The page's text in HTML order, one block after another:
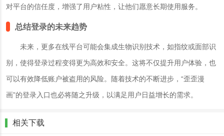
对平台的信任度，增强了用户粘性，让他们愿意长期使用服务。
总结登录的未来趋势
未来，更多在线平台可能会集成生物识别技术，如指纹或面部识
别，使得登录过程变得更为高效和安全。这将不仅提升用户体验，也
可以有效降低账户被盗用的风险。随着技术的不断进步，“歪歪漫
画”的登录入口也必将随之升级，以满足用户日益增长的需求。
相关下载